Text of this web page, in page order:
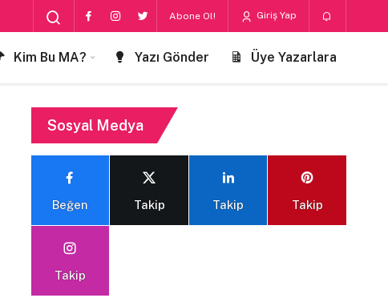
Abone Ol! Giriş Yap
Kim Bu MA? Yazı Gönder Üye Yazarlara
Sosyal Medya
Beğen Takip Takip Takip
Takip